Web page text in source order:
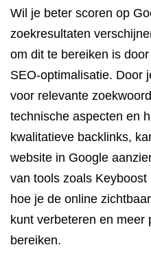
Wil je beter scoren op
zoekresultaten
om dit te bereiken is
SEO-optimalisatie. Door
voor relevante
technische aspecten en
kwalitatieve backlinks,
website in Google
van tools zoals
hoe je de online
kunt verbeteren en meer
bereiken.